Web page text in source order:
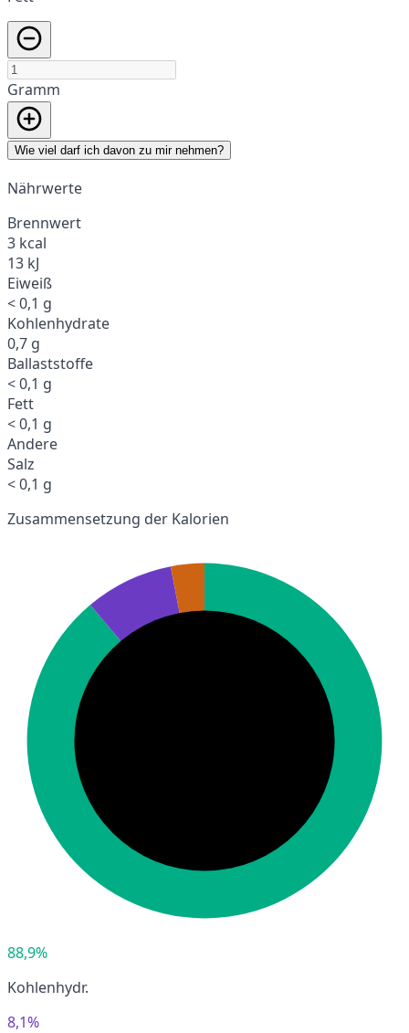
Gramm
Wie viel darf ich davon zu mir nehmen?
Nährwerte
Brennwert
3 kcal
13 kJ
Eiweiß
< 0,1 g
Kohlenhydrate
0,7 g
Ballaststoffe
< 0,1 g
Fett
< 0,1 g
Andere
Salz
< 0,1 g
Zusammensetzung der Kalorien
88,9%
Kohlenhydr.
8,1%